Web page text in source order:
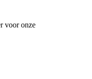
voor onze